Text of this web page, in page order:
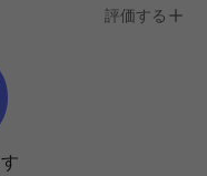
評価する